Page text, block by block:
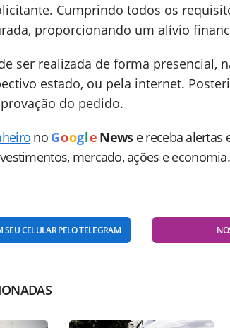
Cumprindo todos os
proporcionando um alívio
ser realizada de forma presencial,
estado, ou pela internet.
do pedido.
no Goog le News e receba alertas
mercado, ações e economia.
SEU CELULAR PELO TELEGRAM